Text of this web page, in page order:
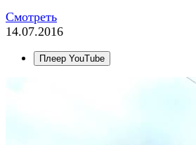
Смотреть
14.07.2016
Плеер YouTube